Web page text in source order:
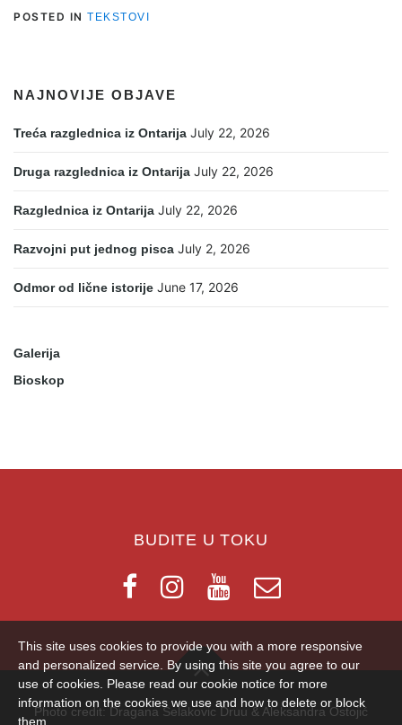
POSTED IN TEKSTOVI
NAJNOVIJE OBJAVE
Treća razglednica iz Ontarija July 22, 2026
Druga razglednica iz Ontarija July 22, 2026
Razglednica iz Ontarija July 22, 2026
Razvojni put jednog pisca July 2, 2026
Odmor od lične istorije June 17, 2026
Galerija
Bioskop
BUDITE U TOKU
Photo credit: Dragana Selakovic Druu & Aleksandra Ostojić
This site uses cookies to provide you with a more responsive
and personalized service. By using this site you agree to our
use of cookies. Please read our cookie notice for more
information on the cookies we use and how to delete or block
them.